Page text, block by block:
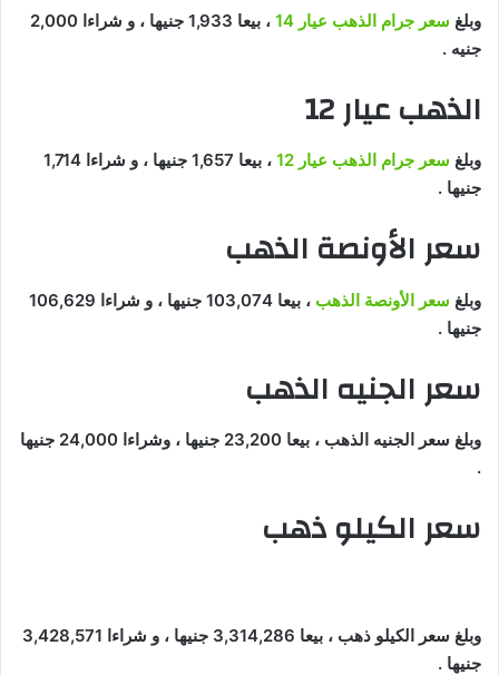
وبلغ سعر جرام الذهب عيار 14
، بيعا 1,933 جنيها ، و شراءا 2,000
جنيه .
الذهب عيار 12
وبلغ سعر جرام الذهب عيار 12
، بيعا 1,657 جنيها ، و شراءا 1,714
جنيها .
سعر الأونصة الذهب
وبلغ سعر الأونصة الذهب
، بيعا 103,074 جنيها ، و شراءا 106,629
جنيها .
سعر الجنيه الذهب
وبلغ سعر الجنيه الذهب ، بيعا 23,200 جنيها ، وشراءا 24,000 جنيها
.
سعر الكيلو ذهب
وبلغ سعر الكيلو ذهب ، بيعا 3,314,286 جنيها ، و شراءا 3,428,571
جنيها .